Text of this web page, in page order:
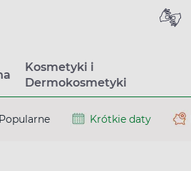
Kosmetyki i
Dermokosmetyki
Popularne Krótkie daty